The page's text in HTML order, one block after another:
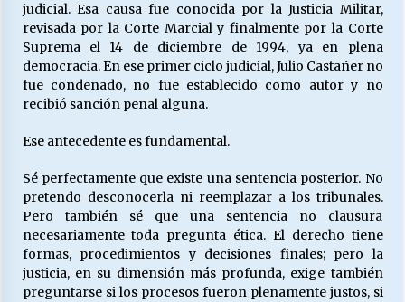
judicial. Esa causa fue conocida por la Justicia Militar,
revisada por la Corte Marcial y finalmente por la Corte
Suprema el 14 de diciembre de 1994, ya en plena
democracia. En ese primer ciclo judicial, Julio Castañer no
fue condenado, no fue establecido como autor y no
recibió sanción penal alguna.
Ese antecedente es fundamental.
Sé perfectamente que existe una sentencia posterior. No
pretendo desconocerla ni reemplazar a los tribunales.
Pero también sé que una sentencia no clausura
necesariamente toda pregunta ética. El derecho tiene
formas, procedimientos y decisiones finales; pero la
justicia, en su dimensión más profunda, exige también
preguntarse si los procesos fueron plenamente justos, si